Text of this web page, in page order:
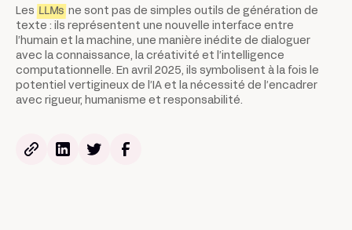
Les LLMs ne sont pas de simples outils de génération de
texte : ils représentent une nouvelle interface entre
l’humain et la machine, une manière inédite de dialoguer
avec la connaissance, la créativité et l’intelligence
computationnelle. En avril 2025, ils symbolisent à la fois le
potentiel vertigineux de l’IA et la nécessité de l’encadrer
avec rigueur, humanisme et responsabilité.